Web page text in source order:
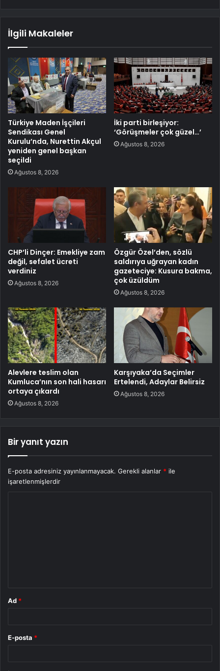
İlgili Makaleler
Türkiye Maden İşçileri
Sendikası Genel
Kurulu’nda, Nurettin Akçul
yeniden genel başkan
seçildi
Ağustos 8, 2026
İki parti birleşiyor:
‘Görüşmeler çok güzel…’
Ağustos 8, 2026
CHP’li Dinçer: Emekliye zam
değil, sefalet ücreti
verdiniz
Ağustos 8, 2026
Özgür Özel’den, sözlü
saldırıya uğrayan kadın
gazeteciye: Kusura bakma,
çok üzüldüm
Ağustos 8, 2026
Alevlere teslim olan
Kumluca’nın son hali hasarı
ortaya çıkardı
Ağustos 8, 2026
Karşıyaka’da Seçimler
Ertelendi, Adaylar Belirsiz
Ağustos 8, 2026
Bir yanıt yazın
E-posta adresiniz yayınlanmayacak. Gerekli alanlar * ile
işaretlenmişlerdir
Ad *
E-posta *